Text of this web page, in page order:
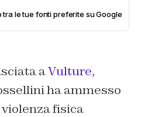
le tue fonti preferite su Google
aVulture,
ha ammesso
fisica